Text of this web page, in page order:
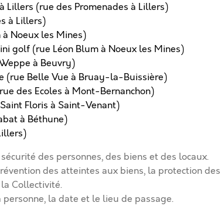
Lillers (rue des Promenades à Lillers)
à Lillers)
Noeux les Mines)
golf (rue Léon Blum à Noeux les Mines)
à Beuvry)
(rue Belle Vue à Bruay-la-Buissière)
des Ecoles à Mont-Bernanchon)
Floris à Saint-Venant)
à Béthune)
des personnes, des biens et des locaux.
des atteintes aux biens, la protection
Collectivité.
la date et le lieu de passage.